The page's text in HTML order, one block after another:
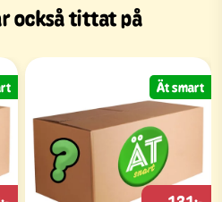
också tittat på
Ät smart